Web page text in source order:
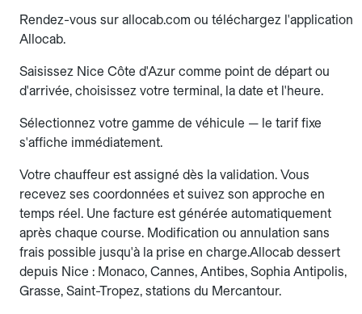
Rendez-vous sur allocab.com ou téléchargez l'application
Allocab.
Saisissez Nice Côte d'Azur comme point de départ ou
d'arrivée, choisissez votre terminal, la date et l'heure.
Sélectionnez votre gamme de véhicule — le tarif fixe
s'affiche immédiatement.
Votre chauffeur est assigné dès la validation. Vous
recevez ses coordonnées et suivez son approche en
temps réel. Une facture est générée automatiquement
après chaque course. Modification ou annulation sans
frais possible jusqu'à la prise en charge.Allocab dessert
depuis Nice : Monaco, Cannes, Antibes, Sophia Antipolis,
Grasse, Saint-Tropez, stations du Mercantour.